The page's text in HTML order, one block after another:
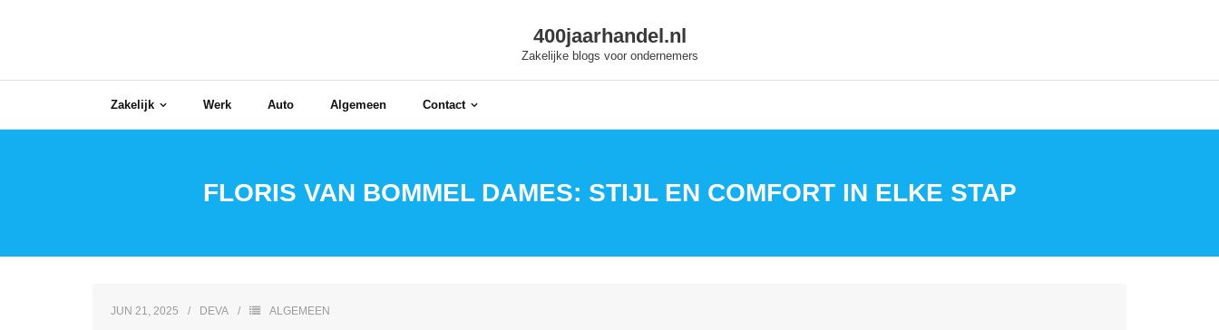
400jaarhandel.nl
Zakelijke blogs voor ondernemers
Zakelijk Werk Auto Algemeen Contact
FLORIS VAN BOMMEL DAMES: STIJL EN COMFORT IN ELKE STAP
JUN 21, 2025 DEVA ALGEMEEN